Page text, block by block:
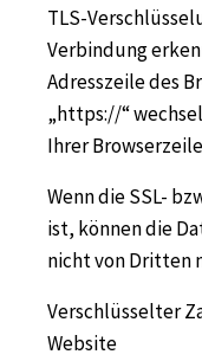
TLS-
Verbindung
Adresszeile des
„https://“
Ihrer
Wenn die SSL-
ist, können die
nicht von Dritten
Verschlüsselter
Website